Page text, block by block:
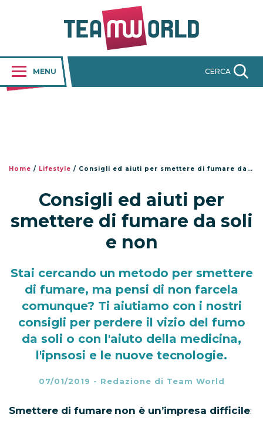
MENU CERCA
Home / Lifestyle / Consigli ed aiuti per smettere di fumare da soli e non
Consigli ed aiuti per
smettere di fumare da soli
e non
Stai cercando un metodo per smettere
di fumare, ma pensi di non farcela
comunque? Ti aiutiamo con i nostri
consigli per perdere il vizio del fumo
da soli o con l'aiuto della medicina,
l'ipnsosi e le nuove tecnologie.
07/01/2019 - Redazione di Team World
Smettere di fumare non è un’impresa difficile: